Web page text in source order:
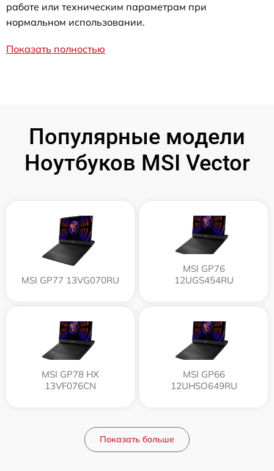
работе или техническим параметрам при
нормальном использовании.
Показать полностью
Популярные модели
Ноутбуков MSI Vector
MSI GP77 13VG070RU
MSI GP76
12UGS454RU
MSI GP78 HX
13VF076CN
MSI GP66
12UHSO649RU
Показать больше